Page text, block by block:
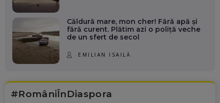
Căldură mare, mon cher! Fără apă și
fără curent. Plătim azi o poliță veche
de un sfert de secol
EMILIAN ISAILĂ
#RomâniÎnDiaspora